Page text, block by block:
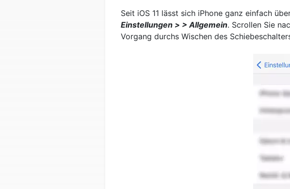
Seit iOS 11 lässt sich iPhone ganz einfach
Einstellungen > > Allgemein. Scrollen Sie
Vorgang durchs Wischen des